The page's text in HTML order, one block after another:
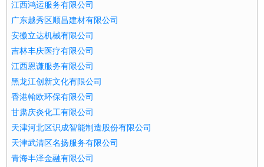
江西鸿运服务有限公司
广东越秀区顺昌建材有限公司
安徽立达机械有限公司
吉林丰庆医疗有限公司
江西恩谦服务有限公司
黑龙江创新文化有限公司
香港翰欧环保有限公司
甘肃庆炎化工有限公司
天津河北区识成智能制造股份有限公司
天津武清区名扬服务有限公司
青海丰泽金融有限公司